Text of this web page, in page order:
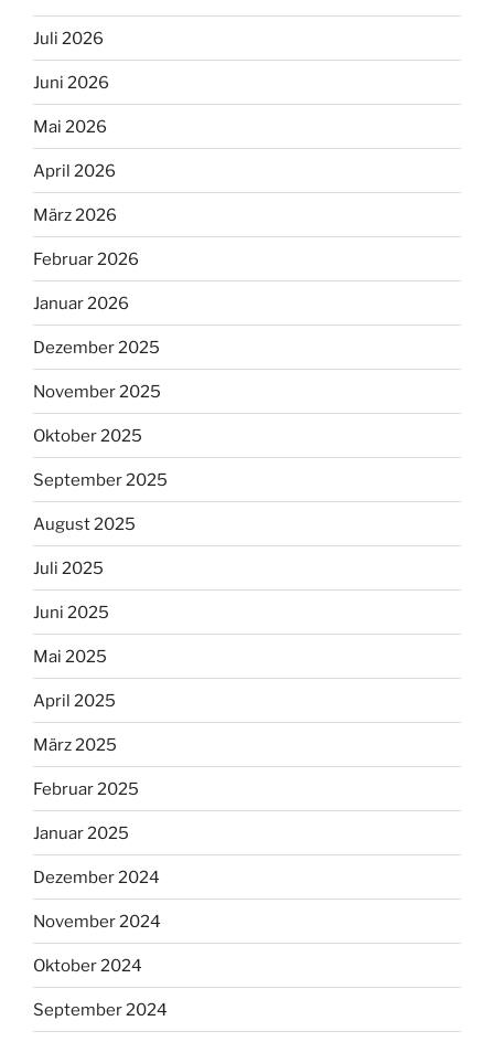
Juli 2026
Juni 2026
Mai 2026
April 2026
März 2026
Februar 2026
Januar 2026
Dezember 2025
November 2025
Oktober 2025
September 2025
August 2025
Juli 2025
Juni 2025
Mai 2025
April 2025
März 2025
Februar 2025
Januar 2025
Dezember 2024
November 2024
Oktober 2024
September 2024